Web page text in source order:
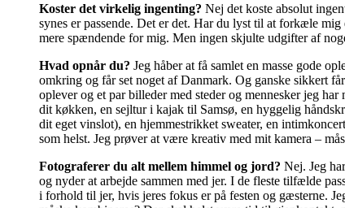
Koster det virkelig ingenting? Nej det koste absolut
synes er passende. Det er det. Har du lyst til at forkæle
mere spændende for mig. Men ingen skjulte udgifter af
Hvad opnår du? Jeg håber at få samlet en masse gode
omkring og får set noget af Danmark. Og ganske sikkert
oplever og et par billeder med steder og mennesker jeg
dit køkken, en sejltur i kajak til Samsø, en hyggelig
dit eget vinslot), en hjemmestrikket sweater, en
som helst. Jeg prøver at være kreativ med mit kamera –
Fotograferer du alt mellem himmel og jord? Nej. Jeg
og nyder at arbejde sammen med jer. I de fleste tilfælde
i forhold til jer, hvis jeres fokus er på festen og gæsterne.